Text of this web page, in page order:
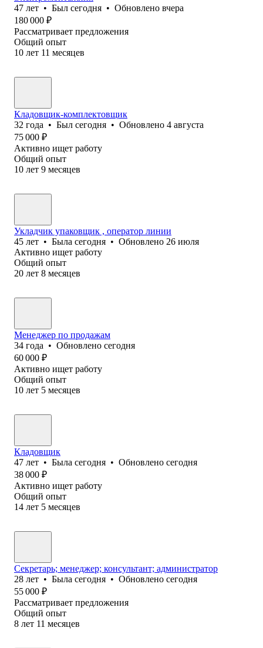
47 лет • Был сегодня • Обновлено вчера
180 000 ₽
Рассматривает предложения
Общий опыт
10 лет 11 месяцев
Кладовщик-комплектовщик
32 года • Был сегодня • Обновлено 4 августа
75 000 ₽
Активно ищет работу
Общий опыт
10 лет 9 месяцев
Укладчик упаковщик , оператор линии
45 лет • Была сегодня • Обновлено 26 июля
Активно ищет работу
Общий опыт
20 лет 8 месяцев
Менеджер по продажам
34 года • Обновлено сегодня
60 000 ₽
Активно ищет работу
Общий опыт
10 лет 5 месяцев
Кладовщик
47 лет • Была сегодня • Обновлено сегодня
38 000 ₽
Активно ищет работу
Общий опыт
14 лет 5 месяцев
Секретарь; менеджер; консультант; администратор
28 лет • Была сегодня • Обновлено сегодня
55 000 ₽
Рассматривает предложения
Общий опыт
8 лет 11 месяцев